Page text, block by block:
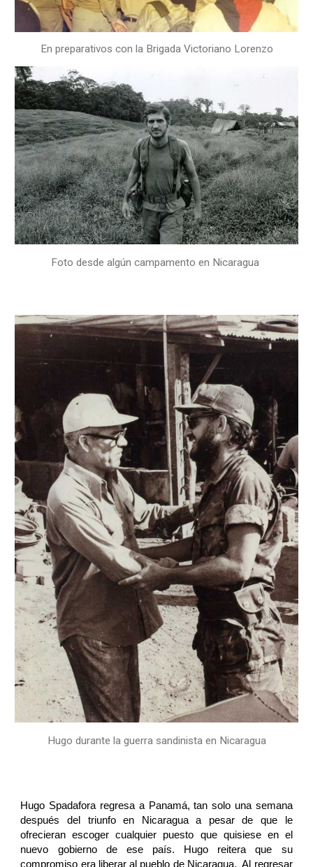
En preparativos con la Brigada Victoriano Lorenzo
Foto desde algún campamento en Nicaragua
Hugo durante la guerra sandinista en Nicaragua
Hugo Spadafora regresa a Panamá, tan solo una semana
después del triunfo en Nicaragua a pesar de que le
ofrecieran escoger cualquier puesto que quisiese en el
nuevo gobierno de ese país. Hugo reitera que su
compromiso era liberar al pueblo de Nicaragua. Al regresar